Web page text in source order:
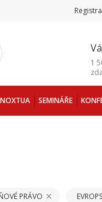
1
SEMINÁŘE
PRÁVO